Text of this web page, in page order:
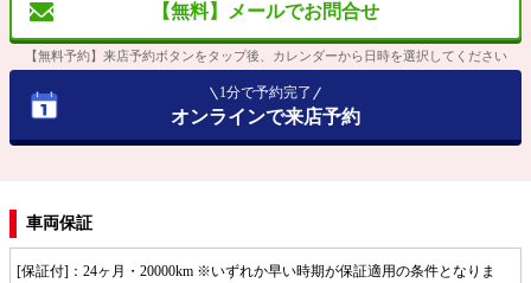
【無料】メールでお問合せ
【無料予約】来店予約ボタンをタップ後、カレンダーから日時を選択してください
1分で予約完了
オンラインで来店予約
車両保証
[保証付]：24ヶ月・20000km ※いずれか早い時期が保証適用の条件となりま